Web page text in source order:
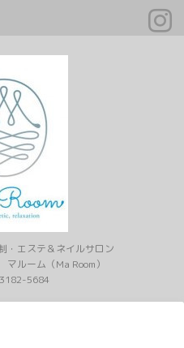
・エステ＆ネイルサロン
ルーム（Ma Room）
5684